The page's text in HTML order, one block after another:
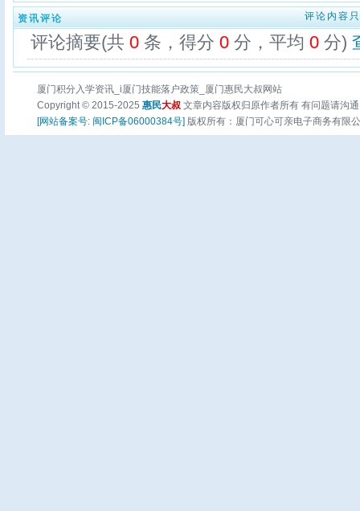
资讯评论 评论内容
评论摘要(共 0 条，得分 0 分，平均 0 分)
厦门积分入学资讯_i厦门技能落户政策_厦门惠民大叔网站
Copyright © 2015-2025 惠民大叔 文章内容版权归原作者所有 有问题请沟
[网站备案号: 闽ICP备06000384号] 版权所有：厦门可心可亲电子商务有限